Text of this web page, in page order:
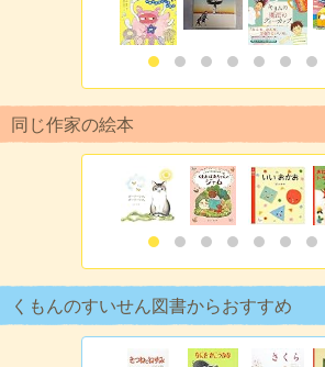
同じ作家の絵本
くもんのすいせん図書からおすすめ